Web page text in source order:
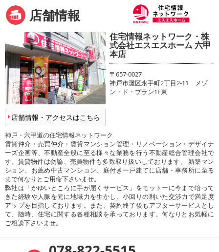
店舗情報
店舗情報・アクセスはこちら
住宅情報ネットワーク・株
式会社エスエスホーム 六甲
本店
〒657-0027
神戸市灘区永手町2丁目2-11 メゾ
ン・ド・ブラン1F東
神戸・六甲道の住宅情報ネットワーク
賃貸仲介・売買仲介・賃貸マンション管理・リノベーション・デザイナ
ーズ企画等、不動産全般に至る様々な業務を行う不動産総合管理会社で
す。賃貸物件は勿論、売買物件も多数取り扱いしております。 新築マン
ション、お薦め中古マンション、庭付き一戸建てに店舗・事務所に至る
まで何なりとご用命下さいませ。
弊社は「かゆいところに手が届くサービス」をモットーに今まで培って
きた経験や人脈を元に地域力を生かし、小回りの利いた交渉力で満足度
アップを目指しております。また、契約終了後もアフターサービスとし
て、随時、住宅に関する各種相談を承っております。何なりとお気軽に
ご相談下さいませ。